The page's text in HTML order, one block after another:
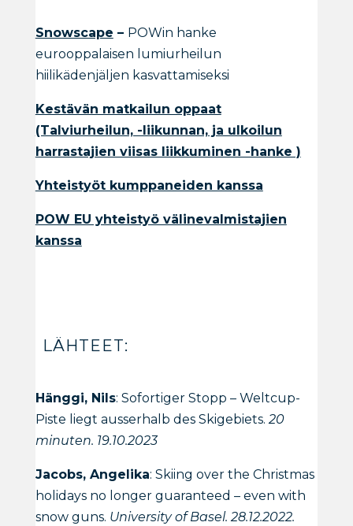
Snowscape – POWin hanke
eurooppalaisen lumiurheilun
hiilikädenjäljen kasvattamiseksi
Kestävän matkailun oppaat
(Talviurheilun, -liikunnan, ja ulkoilun
harrastajien viisas liikkuminen -hanke )
Yhteistyöt kumppaneiden kanssa
POW EU yhteistyö välinevalmistajien
kanssa
LÄHTEET:
Hänggi, Nils: Sofortiger Stopp – Weltcup-
Piste liegt ausserhalb des Skigebiets.20
minuten. 19.10.2023
Jacobs, Angelika: Skiing over the Christmas
holidays no longer guaranteed – even with
snow guns. University of Basel. 28.12.2022.